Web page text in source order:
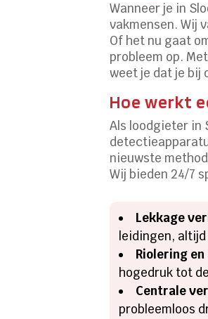
Wanneer je in
vakmensen. Wij
Of het nu gaat
probleem op.
weet je dat je bij
Hoe werkt
Als loodgieter in
nieuwste
Wij bieden 24/7
Lekkage
leidingen,
Riolering
hogedruk tot
Centrale
probleemloos